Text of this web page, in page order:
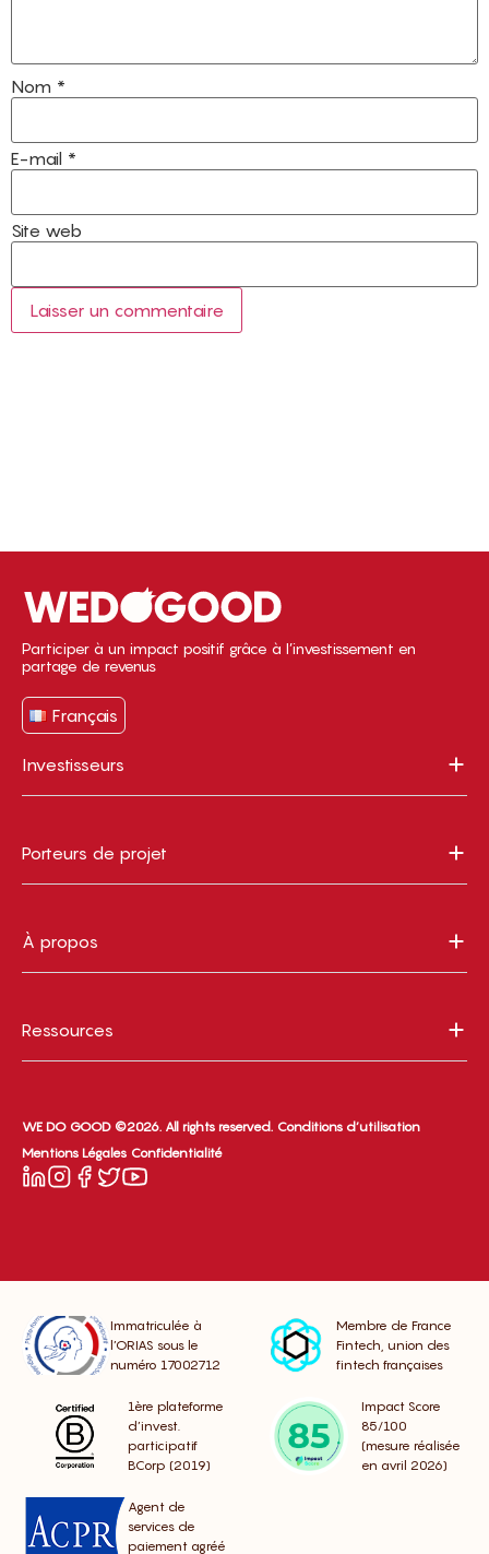
Nom *
E-mail *
Site web
Participer à un impact positif grâce à l’investissement en
partage de revenus
Français
Investisseurs
Porteurs de projet
À propos
Ressources
WE DO GOOD ©2026. All rights reserved. Conditions d’utilisation
Mentions Légales Confidentialité
Immatriculée à
l’ORIAS sous le
numéro 17002712
Membre de France
Fintech, union des
fintech françaises
1ère plateforme
d’invest.
participatif
BCorp (2019)
Impact Score
85/100
(mesure réalisée
en avril 2026)
Agent de
services de
paiement agréé